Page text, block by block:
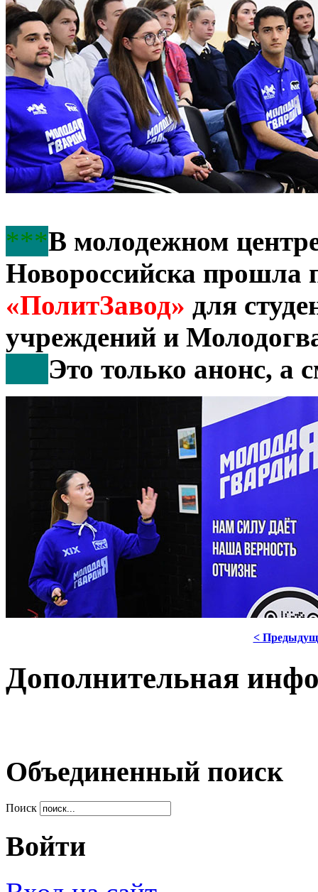
***В молодежном
Новороссийска прошла
«ПолитЗавод» для
учреждений и
Это только анонс, а
<
Дополнительная
Объединенный поиск
Поиск
Войти